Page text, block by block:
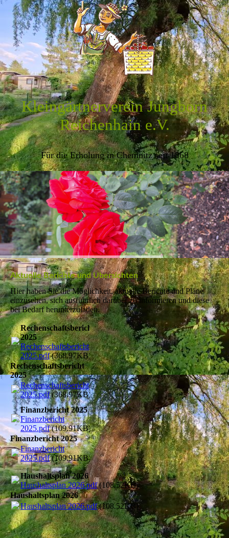
Kleingärtnerverein Jungborn
Reichenhain e.V.
Für die Erholung in Chemnitz seit 1868
Aktuelle Berichte und Übersichten
Hier haben Sie die Möglichkeit, aktuelle Berichte und Pläne
einzusehen, sich ausführlich darüber zu informieren und diese
bei Bedarf herunterzuladen.
Rechenschaftsbericht
2025
Rechenschaftsbericht
2025.pdf(368.97KB)
Rechenschaftsbericht
2025
Rechenschaftsbericht
2025.pdf(368.97KB)
Finanzbericht 2025
Finanzbericht
2025.pdf(109.91KB)
Finanzbericht 2025
Finanzbericht
2025.pdf(109.91KB)
Haushaltsplan 2026
Haushaltsplan 2026.pdf(108.52KB)
Haushaltsplan 2026
Haushaltsplan 2026.pdf(108.52KB)